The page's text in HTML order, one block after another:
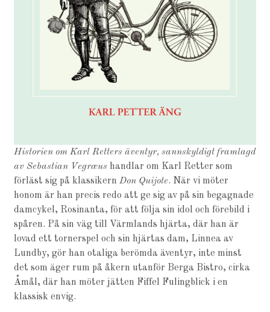
Historien om Karl Retters äventyr, sannskyldigt framlagd
av Sebastian Vegræus handlar om Karl Retter som
förläst sig på klassikernDon Quijote. När vi möter
honom är han precis redo att ge sig av på sin begagnade
damcykel, Rosinanta, för att följa sin idol och förebild i
spåren. På sin väg till Värmlands hjärta, där han är
lovad ett tornerspel och sin hjärtas dam, Linnea av
Lundby, gör han otaliga berömda äventyr, inte minst
det som äger rum på åkern utanför Berga Bistro, cirka
Åmål, där han möter jätten Fiffel Fulingblick i en
klassisk envig.